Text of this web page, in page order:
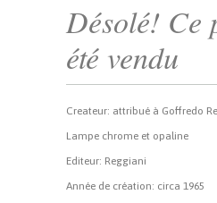
Désolé! Ce
été vendu
Createur: attribué à Goffredo
Lampe chrome et opaline
Editeur: Reggiani
Année de création: circa 1965